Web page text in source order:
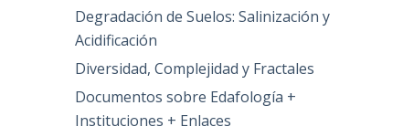
Degradación de Suelos: Salinización y
Acidificación
Diversidad, Complejidad y Fractales
Documentos sobre Edafología +
Instituciones + Enlaces